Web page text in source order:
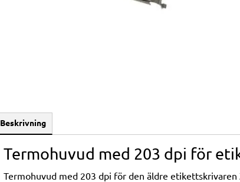
Beskrivning
Termohuvud med 203 dpi för
Termohuvud med 203 dpi för den äldre etikettskrivaren